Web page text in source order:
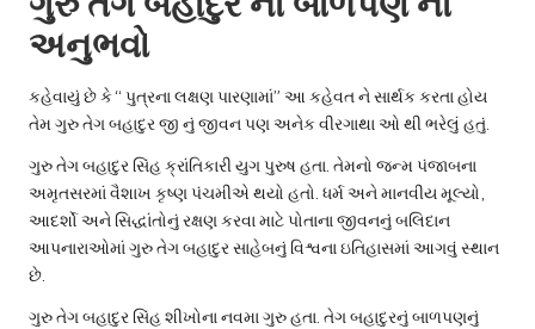
અનુભવો
કહેવાયું છે કે “ પુત્રના લક્ષણ પારણામાં” આ કહેવત ને સાર્થક કરતા હોય
તેમ ગુરુ તેગ બહાદુર જી નું જીવન પણ અનેક વીરગાથા ઓ થી ભરેલું હતું.
ગુરુ તેગ બહાદુર સિંહ ક્રાંતિકારી યુગ પુરુષ હતા. તેમનો જન્મ પંજાબના
અમૃતસરમાં વૈશાખ કૃષ્ણ પંચમીએ થયો હતો. ધર્મ અને માનવીય મૂલ્યો,
આદર્શો અને સિદ્ધાંતોનું રક્ષણ કરવા માટે પોતાના જીવનનું બલિદાન
આપનારાઓમાં ગુરુ તેગ બહાદુર સાહેબનું વિશ્વના ઇતિહાસમાં આગવું સ્થાન
છે.
ગુરુ તેગ બહાદુર સિંહ શીખોના નવમા ગુરુ હતા. તેગ બહાદુરનું બાળપણનું